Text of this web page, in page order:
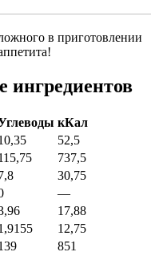
в приготовлении
ингредиентов
кКал
52,5
737,5
30,75
—
17,88
12,75
851